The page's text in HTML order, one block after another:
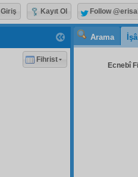
Arama
Ecnebî
Fihrist
Giriş Kayıt Ol Follow